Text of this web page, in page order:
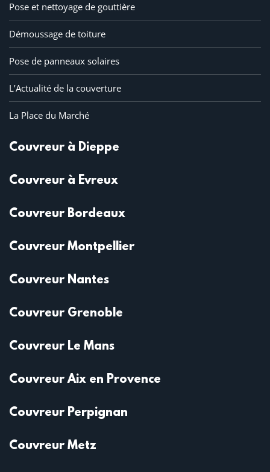
Pose et nettoyage de gouttière
Démoussage de toiture
Pose de panneaux solaires
L’Actualité de la couverture
La Place du Marché
Couvreur à Dieppe
Couvreur à Evreux
Couvreur Bordeaux
Couvreur Montpellier
Couvreur Nantes
Couvreur Grenoble
Couvreur Le Mans
Couvreur Aix en Provence
Couvreur Perpignan
Couvreur Metz